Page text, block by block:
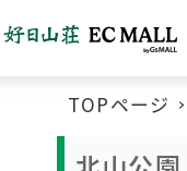
TOPページ